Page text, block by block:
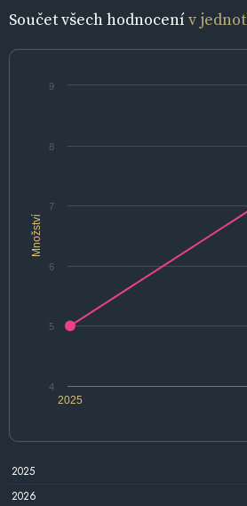
Součet všech hodnocenív
Množství
2025
4
5
6
7
8
9
2025
2026